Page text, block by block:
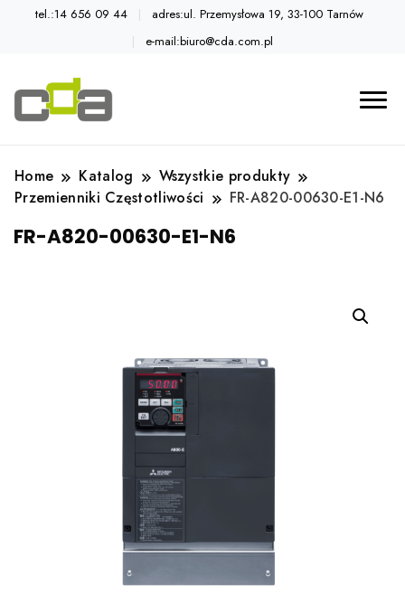
tel.:14 656 09 44
adres:ul. Przemysłowa 19, 33-100 Tarnów
e-mail:biuro@cda.com.pl
Home Katalog
Wszystkie produkty
Przemienniki Częstotliwości
FR-A820-00630-E1-N6
FR-A820-00630-E1-N6